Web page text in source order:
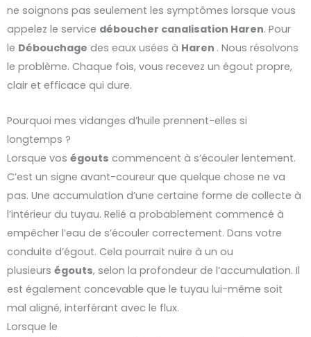
ne soignons pas seulement les symptômes lorsque vous
appelez le service déboucher canalisation Haren. Pour
le Débouchage des eaux usées à Haren . Nous résolvons
le problème. Chaque fois, vous recevez un égout propre,
clair et efficace qui dure.
Pourquoi mes vidanges d’huile prennent-elles si
longtemps ?
Lorsque vos égouts commencent à s’écouler lentement.
C’est un signe avant-coureur que quelque chose ne va
pas. Une accumulation d’une certaine forme de collecte à
l’intérieur du tuyau. Relié a probablement commencé à
empêcher l’eau de s’écouler correctement. Dans votre
conduite d’égout. Cela pourrait nuire à un ou
plusieurs égouts, selon la profondeur de l’accumulation. Il
est également concevable que le tuyau lui-même soit
mal aligné, interférant avec le flux.
Lorsque le